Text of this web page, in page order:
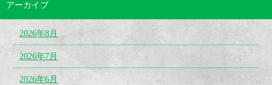
アーカイブ
2026年8月
2026年7月
2026年6月